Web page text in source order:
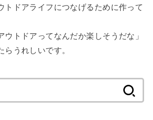
トドアライフにつなげるために作って
ウトドアってなんだか楽しそうだな」
らうれしいです。
索: